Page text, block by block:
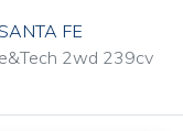
FE
2wd 239cv